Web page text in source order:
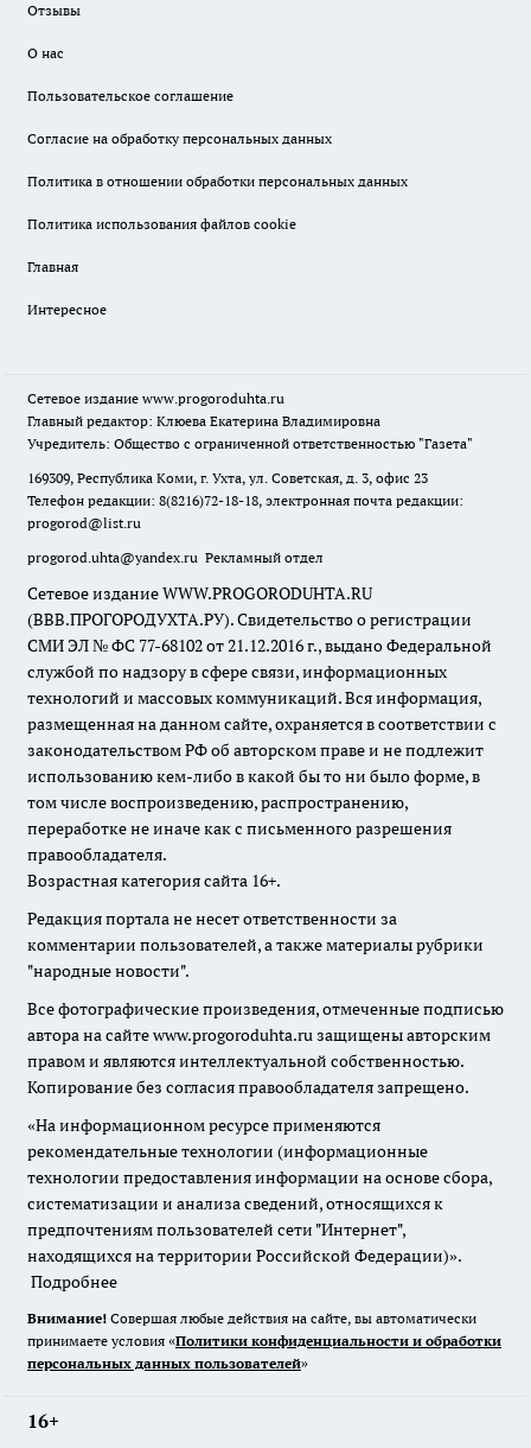
Отзывы
О нас
Пользовательское соглашение
Согласие на обработку персональных данных
Политика в отношении обработки персональных данных
Политика использования файлов cookie
Главная
Интересное
Сетевое издание www.progoroduhta.ru
Главный редактор: Клюева Екатерина Владимировна
Учредитель: Общество с ограниченной ответственностью "Газета"
169309, Республика Коми, г. Ухта, ул. Советская, д. 3, офис 23
Телефон редакции: 8(8216)72-18-18, электронная почта редакции:
progorod@list.ru
progorod.uhta@yandex.ru Рекламный отдел
Сетевое издание WWW.PROGORODUHTA.RU
(ВВВ.ПРОГОРОДУХТА.РУ). Свидетельство о регистрации
СМИ ЭЛ № ФС 77-68102 от 21.12.2016 г., выдано Федеральной
службой по надзору в сфере связи, информационных
технологий и массовых коммуникаций. Вся информация,
размещенная на данном сайте, охраняется в соответствии с
законодательством РФ об авторском праве и не подлежит
использованию кем-либо в какой бы то ни было форме, в
том числе воспроизведению, распространению,
переработке не иначе как с письменного разрешения
правообладателя.
Возрастная категория сайта 16+.
Редакция портала не несет ответственности за
комментарии пользователей, а также материалы рубрики
"народные новости".
Все фотографические произведения, отмеченные подписью
автора на сайте www.progoroduhta.ru защищены авторским
правом и являются интеллектуальной собственностью.
Копирование без согласия правообладателя запрещено.
«На информационном ресурсе применяются
рекомендательные технологии (информационные
технологии предоставления информации на основе сбора,
систематизации и анализа сведений, относящихся к
предпочтениям пользователей сети "Интернет",
находящихся на территории Российской Федерации)».
Подробнее
Внимание! Совершая любые действия на сайте, вы автоматически
принимаете условия «Политики конфиденциальности и обработки
персональных данных пользователей»
16+